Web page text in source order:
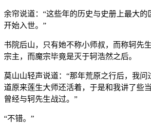
余帘说道：“这些年的历史与史册上最大的
开始入世。”
书院后山，只有她不称小师叔，而称轲先
宗主，而魔宗毕竟是灭于轲浩然之后。
莫山山轻声说道：“那年荒原之行后，我问
道原来莲生大师还活着，于是和我讲了些
曾经与轲先生战过。”
“不错。”